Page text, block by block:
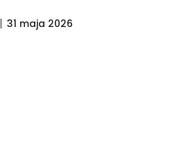
31 maja 2026